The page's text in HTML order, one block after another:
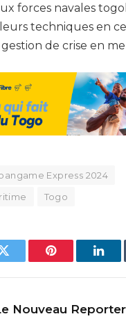
forces navales
techniques en
de crise en
Express 2024
Togo
Twitter Pinterest
Nouveau Reporter